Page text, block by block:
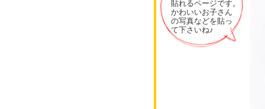
貼れるページです。
かわいいお子さん
の写真などを貼っ
て下さいね♪